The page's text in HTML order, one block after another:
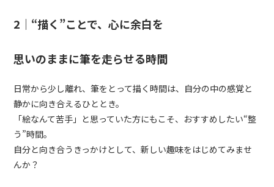
2｜“描く”ことで、心に余白を
思いのままに筆を走らせる時間
日常から少し離れ、筆をとって描く時間は、自分の中の感覚と
静かに向き合えるひととき。
「絵なんて苦手」と思っていた方にもこそ、おすすめしたい“整
う”時間。
自分と向き合うきっかけとして、新しい趣味をはじめてみませ
んか？